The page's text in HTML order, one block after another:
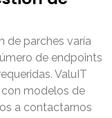
de parches varía
de endpoints
ValuIT
modelos de
a contactarnos